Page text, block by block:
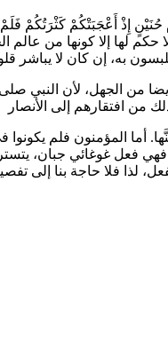
حُنَيْنٍ إِذْ أَعْجَبَتْكُمْ كَثْرَتُكُمْ
وجدت أو فقدت، فلا حكم لها إلا
من الجهل، لأن النبي
المؤمنون فلم يكونوا
فعل غوغائي جبان،